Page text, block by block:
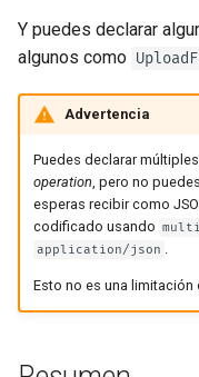
Y puedes declarar
algunos como
Advertencia
Puedes declarar
operation, pero no
esperas recibir como
codificado usando
application/json .
Esto no es una limitación